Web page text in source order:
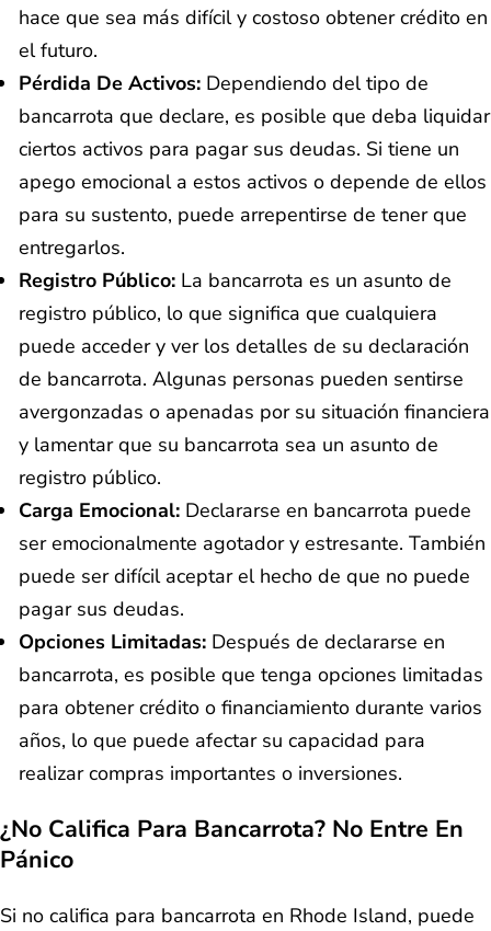
hace que sea más difícil y costoso obtener crédito en
el futuro.
Pérdida De Activos: Dependiendo del tipo de
bancarrota que declare, es posible que deba liquidar
ciertos activos para pagar sus deudas. Si tiene un
apego emocional a estos activos o depende de ellos
para su sustento, puede arrepentirse de tener que
entregarlos.
Registro Público: La bancarrota es un asunto de
registro público, lo que significa que cualquiera
puede acceder y ver los detalles de su declaración
de bancarrota. Algunas personas pueden sentirse
avergonzadas o apenadas por su situación financiera
y lamentar que su bancarrota sea un asunto de
registro público.
Carga Emocional: Declararse en bancarrota puede
ser emocionalmente agotador y estresante. También
puede ser difícil aceptar el hecho de que no puede
pagar sus deudas.
Opciones Limitadas: Después de declararse en
bancarrota, es posible que tenga opciones limitadas
para obtener crédito o financiamiento durante varios
años, lo que puede afectar su capacidad para
realizar compras importantes o inversiones.
¿No Califica Para Bancarrota? No Entre En
Pánico
Si no califica para bancarrota en Rhode Island, puede